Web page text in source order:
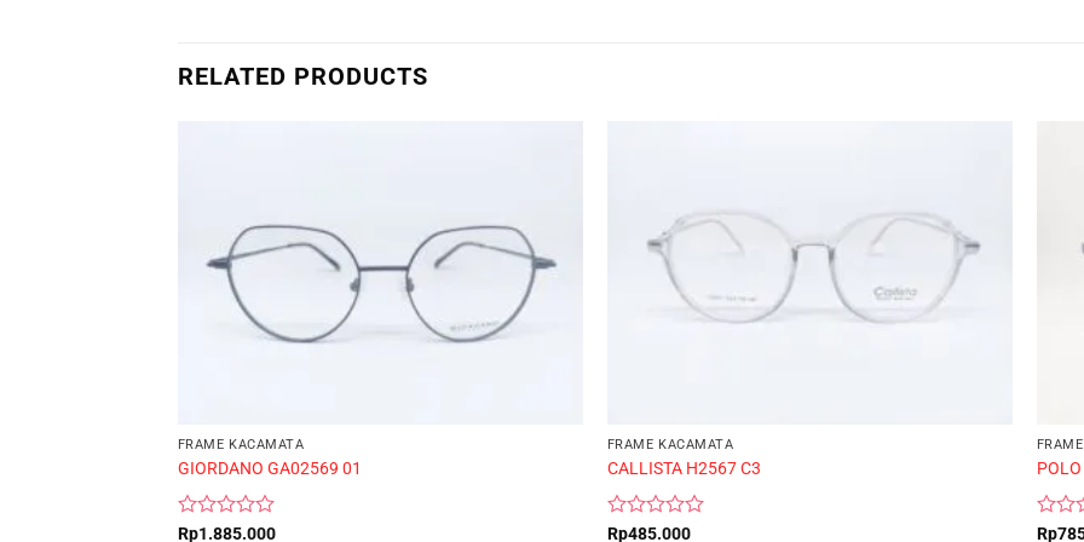
RELATED PRODUCTS
FRAME KACAMATA
GIORDANO GA02569 01
Rated
Rp1.885.000
FRAME KACAMATA
CALLISTA H2567 C3
Rated
Rp485.000
Rated
Rp